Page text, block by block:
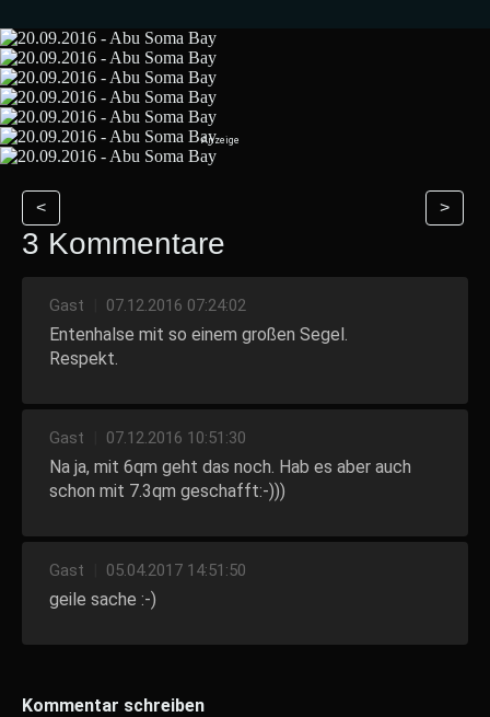
< >
3 Kommentare
Gast 07.12.2016 07:24:02
Entenhalse mit so einem großen Segel.
Respekt.
Gast 07.12.2016 10:51:30
Na ja, mit 6qm geht das noch. Hab es aber auch
schon mit 7.3qm geschafft:-)))
Gast 05.04.2017 14:51:50
geile sache :-)
Kommentar schreiben